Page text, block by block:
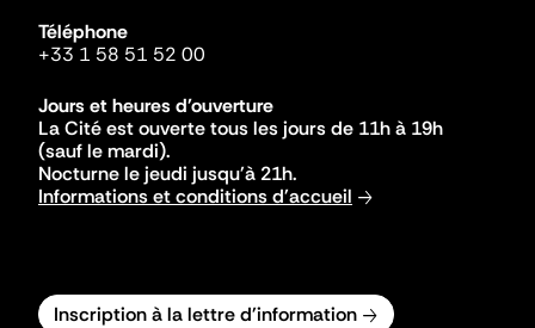
Téléphone
+33 1 58 51 52 00
Jours et heures d'ouverture
La Cité est ouverte tous les jours de 11h à 19h
(sauf le mardi).
Nocturne le jeudi jusqu'à 21h.
Informations et conditions d'accueil
Inscription à la lettre d'information